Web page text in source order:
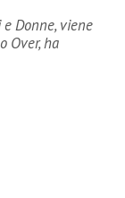
Donne, viene
Over, ha